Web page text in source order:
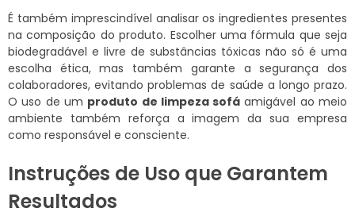
É também imprescindível analisar os ingredientes presentes
na composição do produto. Escolher uma fórmula que seja
biodegradável e livre de substâncias tóxicas não só é uma
escolha ética, mas também garante a segurança dos
colaboradores, evitando problemas de saúde a longo prazo.
O uso de um produto de limpeza sofá amigável ao meio
ambiente também reforça a imagem da sua empresa
como responsável e consciente.
Instruções de Uso que Garantem
Resultados